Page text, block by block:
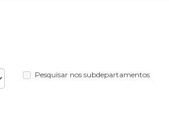
Pesquisar nos subdepartamentos